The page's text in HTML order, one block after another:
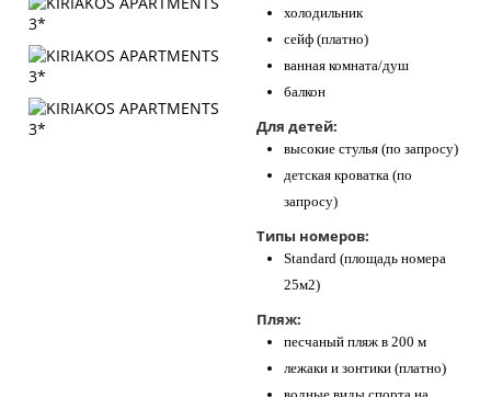
холодильник
сейф (платно)
ванная комната/душ
балкон
Для детей:
высокие стулья (по запросу)
детская кроватка (по
запросу)
Типы номеров:
Standard (площадь номера
25м2)
Пляж:
песчаный пляж в 200 м
лежаки и зонтики (платно)